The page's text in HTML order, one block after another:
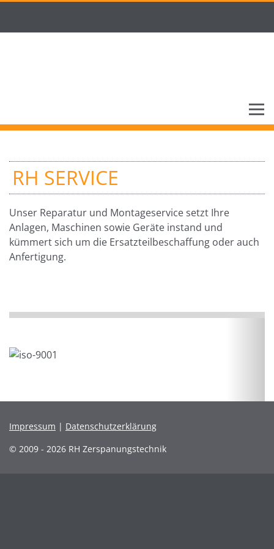
RH SERVICE
Unser Reparatur und Montageservice setzt Ihre
Anlagen, Maschinen sowie Geräte instand und
kümmert sich um die Ersatzteilbeschaffung oder auch
Anfertigung.
Impressum | Datenschutzerklärung
© 2009 - 2026 RH Zerspanungstechnik